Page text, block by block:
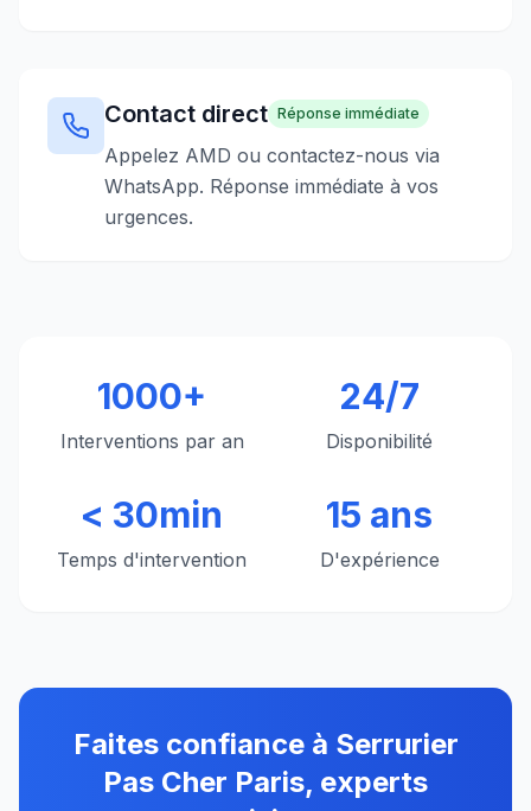
Contact direct Réponse immédiate
Appelez AMD ou contactez-nous via
WhatsApp. Réponse immédiate à vos
urgences.
1000+
Interventions par an
24/7
Disponibilité
< 30min
Temps d'intervention
15 ans
D'expérience
Faites confiance à Serrurier
Pas Cher Paris, experts